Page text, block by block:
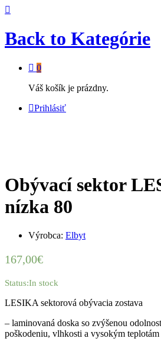
Back to Kategórie
0
Váš košík je prázdny.
Prihlásiť
Obývací sektor
nízka 80
Výrobca: Elbyt
167,00€
Status:In stock
LESIKA sektorová obývacia zostava
– laminovaná doska so zvýšenou
poškodeniu, vlhkosti a vysokým teplotám